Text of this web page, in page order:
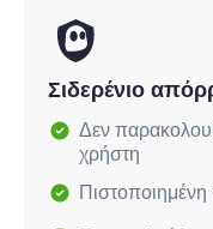
Σιδερένιο
Δεν
χρήστη